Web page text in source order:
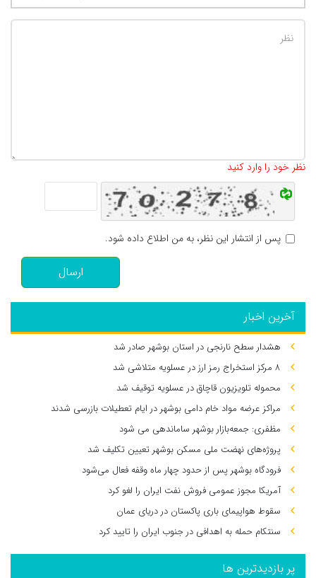
نظر خود را وارد کنید
پس از انتشار این نظر، به من اطلاع داده شود.
ارسال
آخرین اخبار
هشدار سطح نارنجی در استان بوشهر صادر شد
۸ مرکز استخراج رمز ارز در عسلویه متلاشی شد
محموله تلویزیون قاچاق در عسلویه توقیف شد
مراکز عرضه مواد خام دامی بوشهر در ایام تعطیلات بازرسی شدند
مظفری: جمعه‌بازار بوشهر ساماندهی می‌ شود
پروژه‌های نهضت ملی مسکن بوشهر تعیین تکلیف شد
فرودگاه بوشهر پس از حدود چهار ماه وقفه فعال می‌شود
آمریکا مجوز عمومی فروش نفت ایران را لغو کرد
سقوط هواپیمای باری پاکستان در دریای عمان
سنتکام حمله به اهدافی در جنوب ایران را تایید کرد
پر بازدیدترین ها